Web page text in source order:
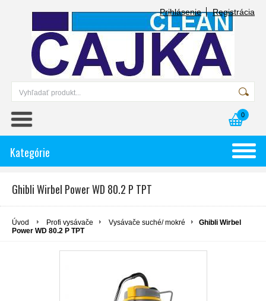
Prihlásenie Registrácia
0
Kategórie
Ghibli Wirbel Power WD 80.2 P TPT
Úvod Profi vysávače Vysávače suché/ mokré
Ghibli Wirbel
Power WD 80.2 P TPT